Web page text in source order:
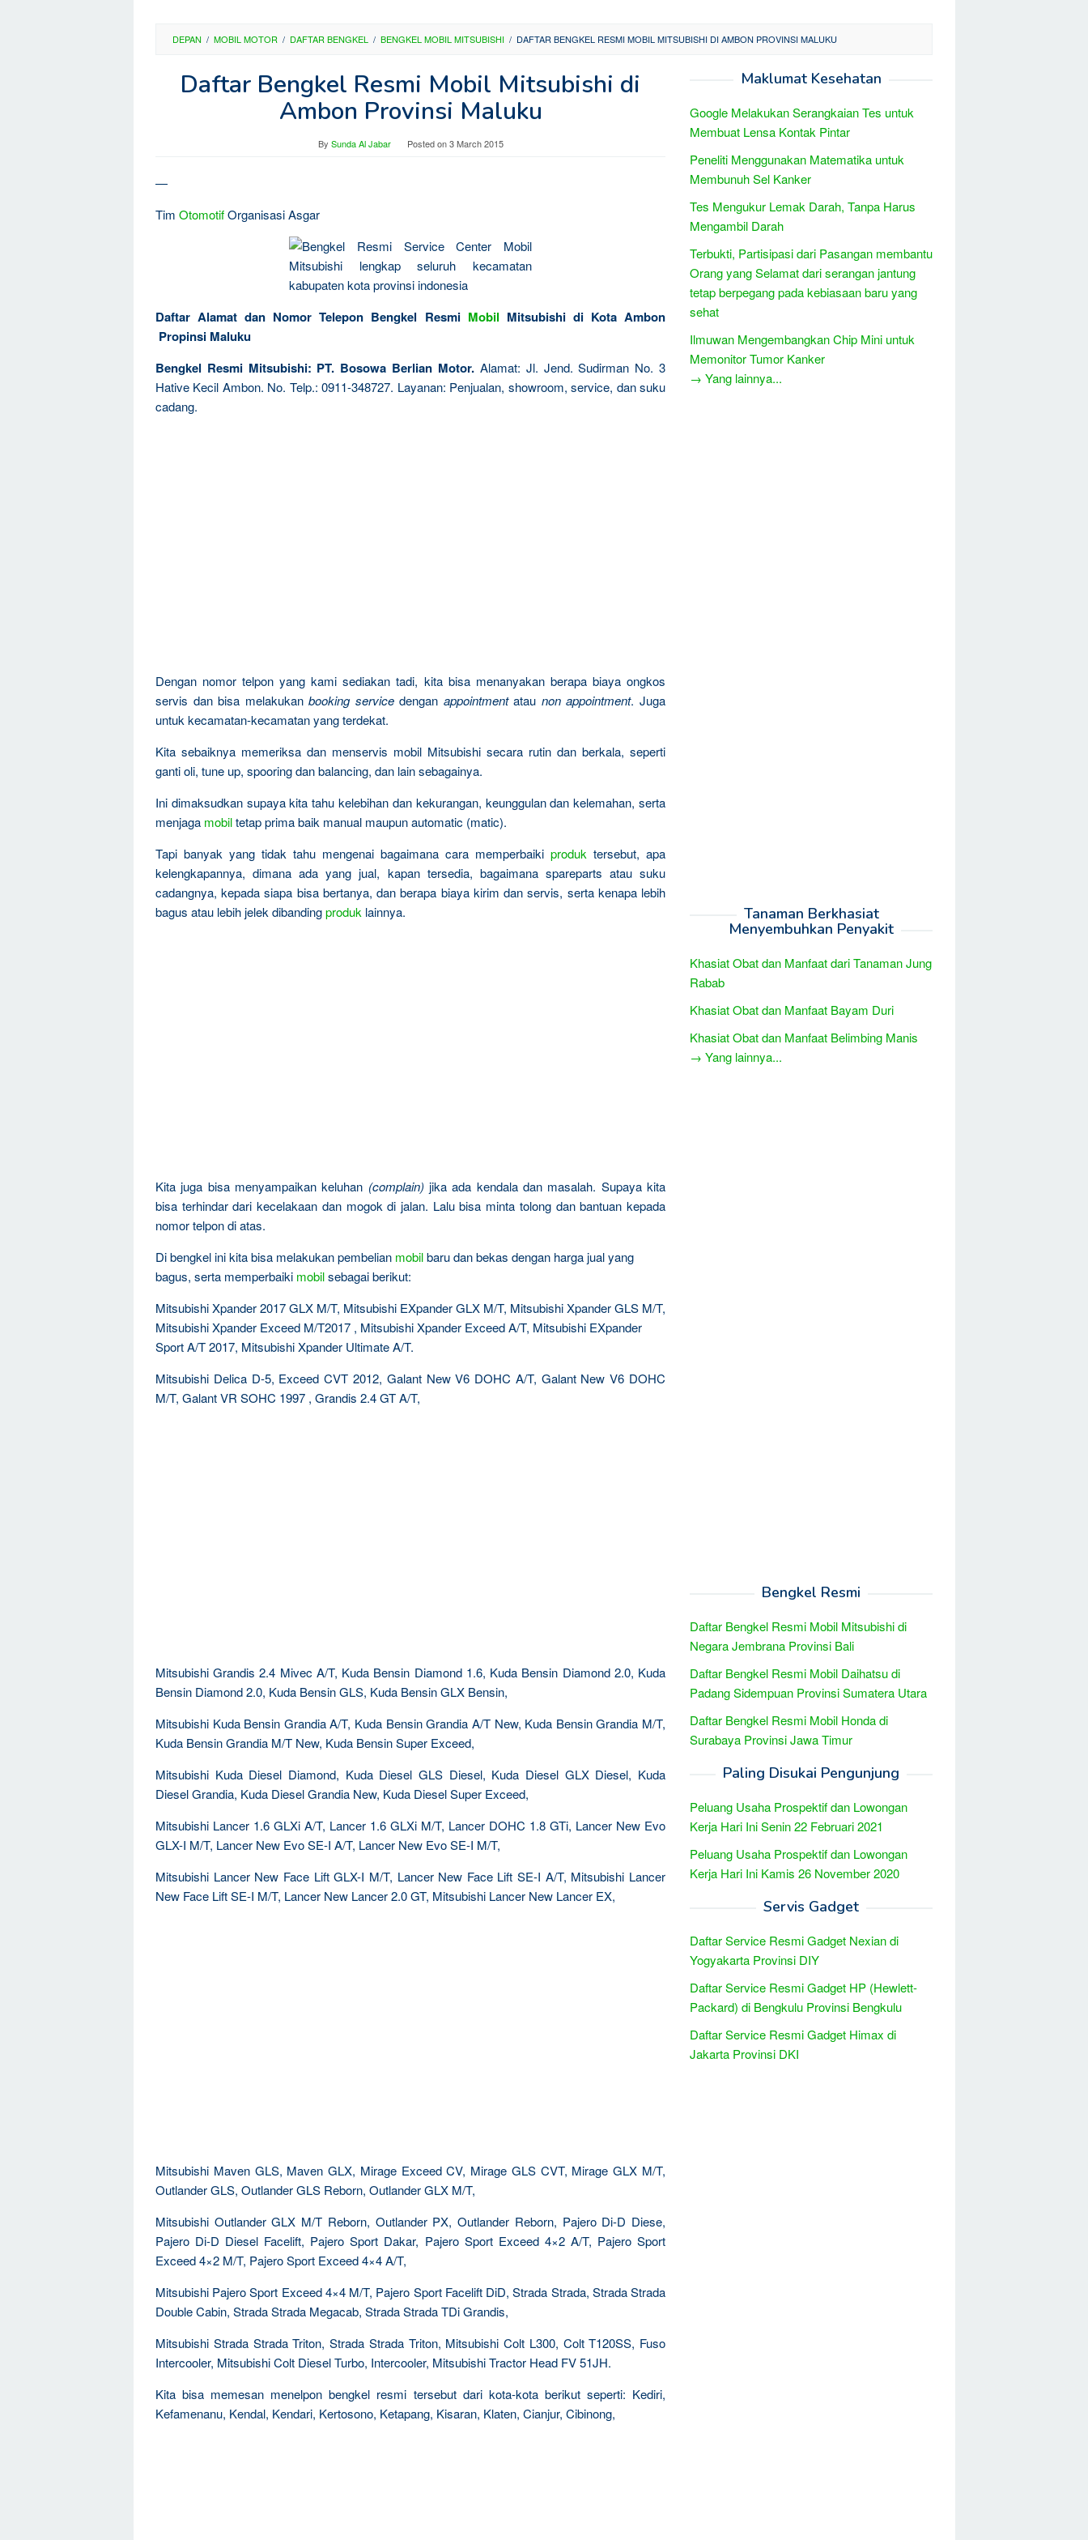
DEPAN / MOBIL MOTOR / DAFTAR BENGKEL / BENGKEL MOBIL MITSUBISHI / DAFTAR BENGKEL RESMI MOBIL MITSUBISHI DI AMBON PROVINSI MALUKU
Daftar Bengkel Resmi Mobil Mitsubishi di
Ambon Provinsi Maluku
By Sunda Al Jabar Posted on3 March 2015
—
Tim OtomotifOrganisasi Asgar
Daftar Alamat dan Nomor Telepon Bengkel Resmi Mobil Mitsubishi di Kota Ambon
Propinsi Maluku
Bengkel Resmi Mitsubishi: PT. Bosowa Berlian Motor. Alamat: Jl. Jend. Sudirman No. 3
Hative Kecil Ambon. No. Telp.: 0911-348727. Layanan: Penjualan, showroom, service, dan suku
cadang.
Dengan nomor telpon yang kami sediakan tadi, kita bisa menanyakan berapa biaya ongkos
servis dan bisa melakukanbooking servicedengan appointmentatau non appointment. Juga
untuk kecamatan-kecamatan yang terdekat.
Kita sebaiknya memeriksa dan menservis mobil Mitsubishi secara rutin dan berkala, seperti
ganti oli, tune up, spooring dan balancing, dan lain sebagainya.
Ini dimaksudkan supaya kita tahu kelebihan dan kekurangan, keunggulan dan kelemahan, serta
menjaga mobiltetap prima baik manual maupun automatic (matic).
Tapi banyak yang tidak tahu mengenai bagaimana cara memperbaiki produk tersebut, apa
kelengkapannya, dimana ada yang jual, kapan tersedia, bagaimana spareparts atau suku
cadangnya, kepada siapa bisa bertanya, dan berapa biaya kirim dan servis, serta kenapa lebih
bagus atau lebih jelek dibandingproduk lainnya.
Kita juga bisa menyampaikan keluhan (complain) jika ada kendala dan masalah. Supaya kita
bisa terhindar dari kecelakaan dan mogok di jalan. Lalu bisa minta tolong dan bantuan kepada
nomor telpon di atas.
Di bengkel ini kita bisa melakukan pembelian mobilbaru dan bekas dengan harga jual yang
bagus, serta memperbaiki mobilsebagai berikut:
Mitsubishi Xpander 2017 GLX M/T, Mitsubishi EXpander GLX M/T, Mitsubishi Xpander GLS M/T,
Mitsubishi Xpander Exceed M/T2017 , Mitsubishi Xpander Exceed A/T, Mitsubishi EXpander
Sport A/T 2017, Mitsubishi Xpander Ultimate A/T.
Mitsubishi Delica D-5, Exceed CVT 2012, Galant New V6 DOHC A/T, Galant New V6 DOHC
M/T, Galant VR SOHC 1997 , Grandis 2.4 GT A/T,
Mitsubishi Grandis 2.4 Mivec A/T, Kuda Bensin Diamond 1.6, Kuda Bensin Diamond 2.0, Kuda
Bensin Diamond 2.0, Kuda Bensin GLS, Kuda Bensin GLX Bensin,
Mitsubishi Kuda Bensin Grandia A/T, Kuda Bensin Grandia A/T New, Kuda Bensin Grandia M/T,
Kuda Bensin Grandia M/T New, Kuda Bensin Super Exceed,
Mitsubishi Kuda Diesel Diamond, Kuda Diesel GLS Diesel, Kuda Diesel GLX Diesel, Kuda
Diesel Grandia, Kuda Diesel Grandia New, Kuda Diesel Super Exceed,
Mitsubishi Lancer 1.6 GLXi A/T, Lancer 1.6 GLXi M/T, Lancer DOHC 1.8 GTi, Lancer New Evo
GLX-I M/T, Lancer New Evo SE-I A/T, Lancer New Evo SE-I M/T,
Mitsubishi Lancer New Face Lift GLX-I M/T, Lancer New Face Lift SE-I A/T, Mitsubishi Lancer
New Face Lift SE-I M/T, Lancer New Lancer 2.0 GT, Mitsubishi Lancer New Lancer EX,
Mitsubishi Maven GLS, Maven GLX, Mirage Exceed CV, Mirage GLS CVT, Mirage GLX M/T,
Outlander GLS, Outlander GLS Reborn, Outlander GLX M/T,
Mitsubishi Outlander GLX M/T Reborn, Outlander PX, Outlander Reborn, Pajero Di-D Diese,
Pajero Di-D Diesel Facelift, Pajero Sport Dakar, Pajero Sport Exceed 4×2 A/T, Pajero Sport
Exceed 4×2 M/T, Pajero Sport Exceed 4×4 A/T,
Mitsubishi Pajero Sport Exceed 4×4 M/T, Pajero Sport Facelift DiD, Strada Strada, Strada Strada
Double Cabin, Strada Strada Megacab, Strada Strada TDi Grandis,
Mitsubishi Strada Strada Triton, Strada Strada Triton, Mitsubishi Colt L300, Colt T120SS, Fuso
Intercooler, Mitsubishi Colt Diesel Turbo, Intercooler, Mitsubishi Tractor Head FV 51JH.
Kita bisa memesan menelpon bengkel resmi tersebut dari kota-kota berikut seperti: Kediri,
Kefamenanu, Kendal, Kendari, Kertosono, Ketapang, Kisaran, Klaten, Cianjur, Cibinong,
Maklumat Kesehatan
Google Melakukan Serangkaian Tes untuk
Membuat Lensa Kontak Pintar
Peneliti Menggunakan Matematika untuk
Membunuh Sel Kanker
Tes Mengukur Lemak Darah, Tanpa Harus
Mengambil Darah
Terbukti, Partisipasi dari Pasangan membantu
Orang yang Selamat dari serangan jantung
tetap berpegang pada kebiasaan baru yang
sehat
Ilmuwan Mengembangkan Chip Mini untuk
Memonitor Tumor Kanker
→ Yang lainnya...
Tanaman Berkhasiat
Menyembuhkan Penyakit
Khasiat Obat dan Manfaat dari Tanaman Jung
Rabab
Khasiat Obat dan Manfaat Bayam Duri
Khasiat Obat dan Manfaat Belimbing Manis
→ Yang lainnya...
Bengkel Resmi
Daftar Bengkel Resmi Mobil Mitsubishi di
Negara Jembrana Provinsi Bali
Daftar Bengkel Resmi Mobil Daihatsu di
Padang Sidempuan Provinsi Sumatera Utara
Daftar Bengkel Resmi Mobil Honda di
Surabaya Provinsi Jawa Timur
Paling Disukai Pengunjung
Peluang Usaha Prospektif dan Lowongan
Kerja Hari Ini Senin 22 Februari 2021
Peluang Usaha Prospektif dan Lowongan
Kerja Hari Ini Kamis 26 November 2020
Servis Gadget
Daftar Service Resmi Gadget Nexian di
Yogyakarta Provinsi DIY
Daftar Service Resmi Gadget HP (Hewlett-
Packard) di Bengkulu Provinsi Bengkulu
Daftar Service Resmi Gadget Himax di
Jakarta Provinsi DKI